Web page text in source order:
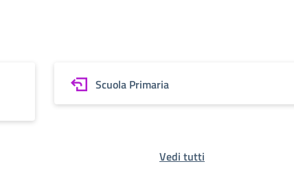
Scuola Primaria
Vedi tutti